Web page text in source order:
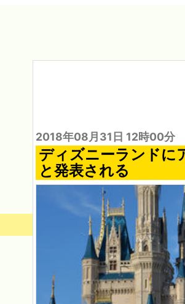
2018年08月31日 12時00分
ディズニーランドに
と発表される